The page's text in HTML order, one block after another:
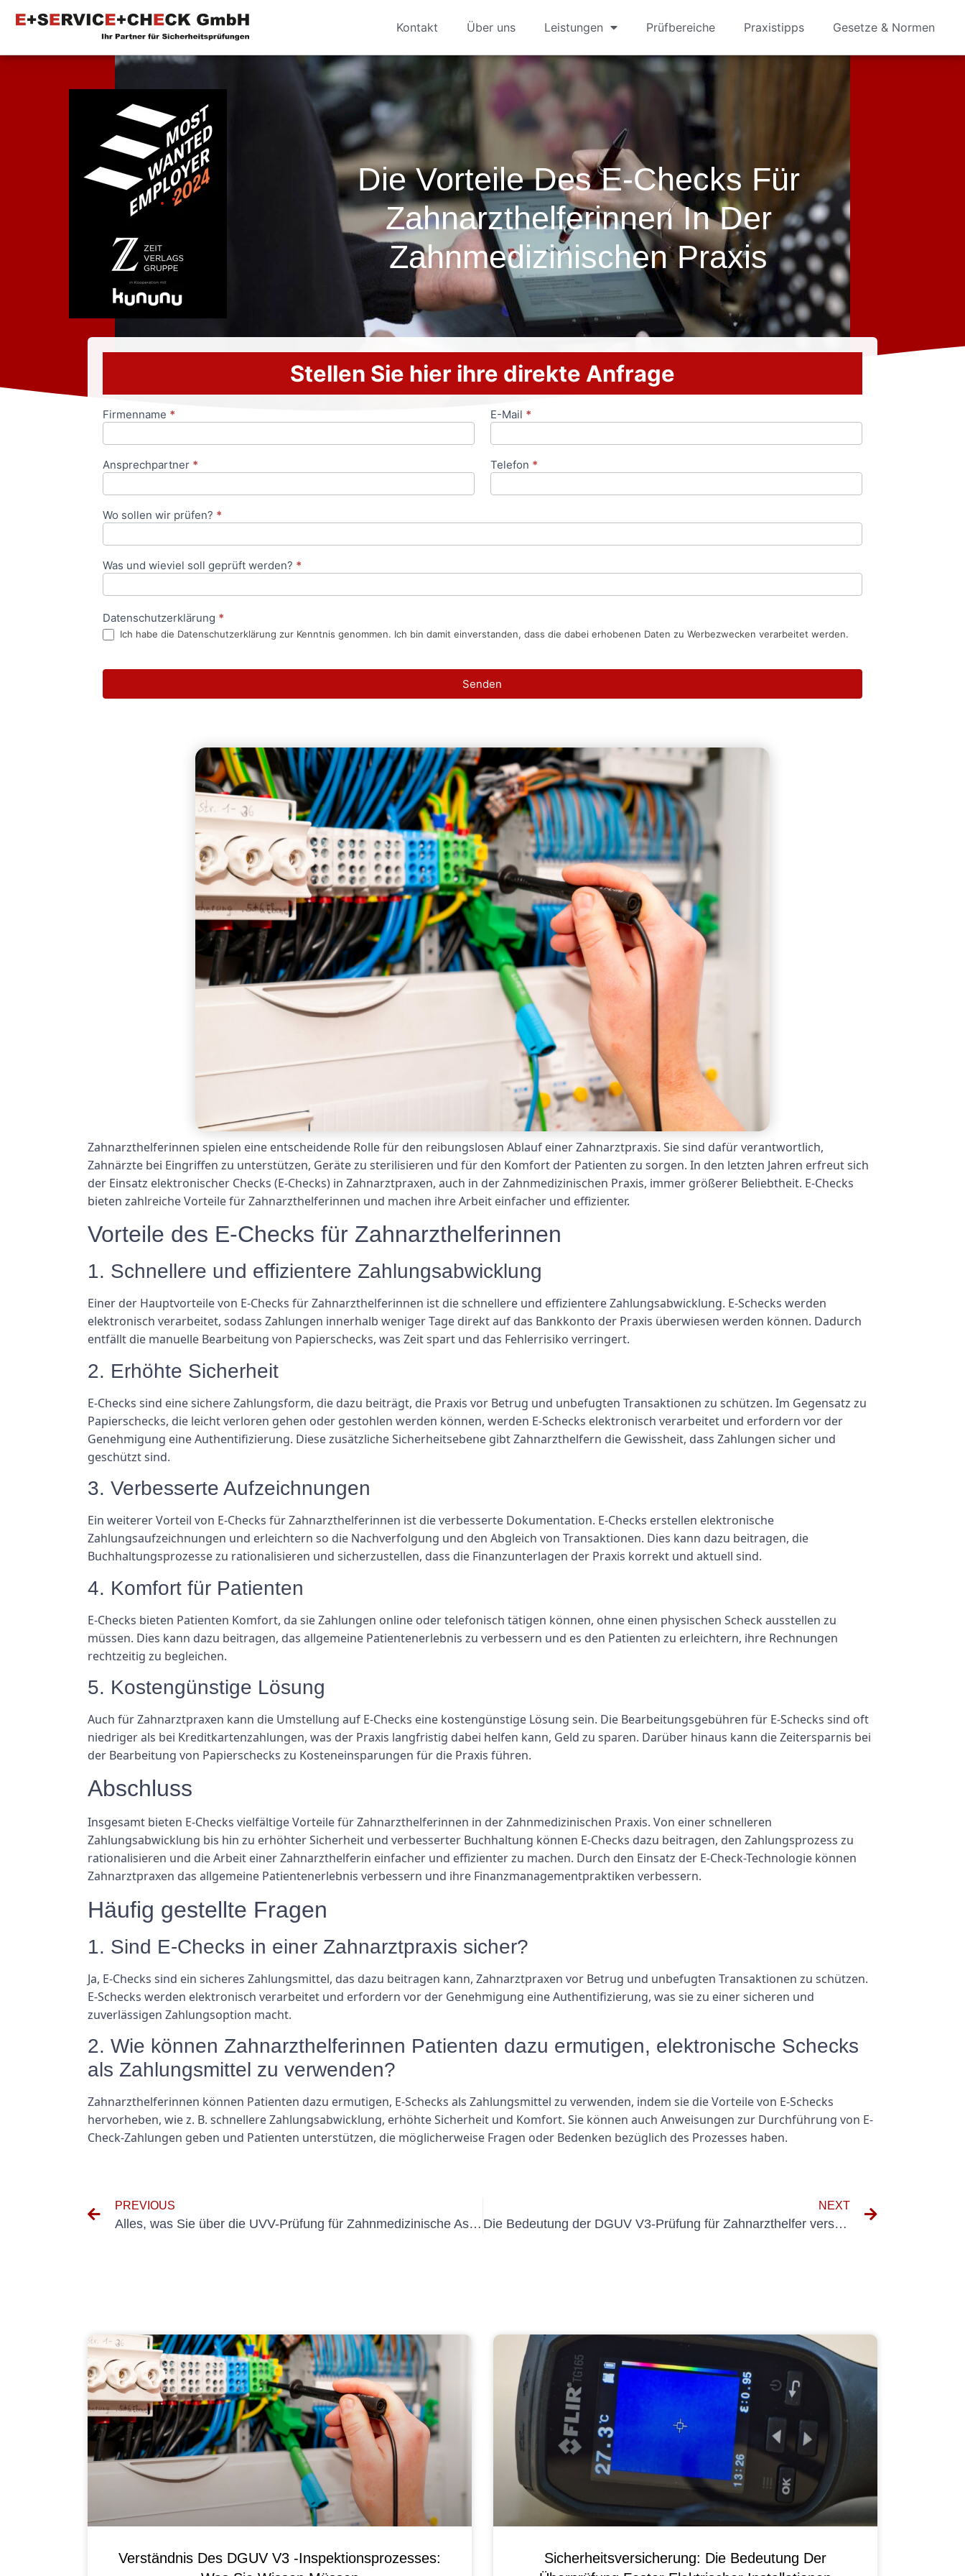
Kontakt Über uns Leistungen Prüfbereiche Praxistipps Gesetze & Normen
Die Vorteile Des E-Checks Für
Zahnarzthelferinnen In Der
Zahnmedizinischen Praxis
Stellen Sie hier ihre direkte Anfrage
Anfrageformular
Firmenname * E-Mail *
Ansprechpartner * Telefon *
Wo sollen wir prüfen? *
Was und wieviel soll geprüft werden? *
Datenschutzerklärung *
Ich habe die Datenschutzerklärung zur Kenntnis genommen. Ich bin damit einverstanden, dass die dabei erhobenen Daten zu Werbezwecken verarbeitet werden.
Senden
Zahnarzthelferinnen spielen eine entscheidende Rolle für den reibungslosen Ablauf einer Zahnarztpraxis. Sie sind dafür verantwortlich,
Zahnärzte bei Eingriffen zu unterstützen, Geräte zu sterilisieren und für den Komfort der Patienten zu sorgen. In den letzten Jahren erfreut sich
der Einsatz elektronischer Checks (E-Checks) in Zahnarztpraxen, auch in der Zahnmedizinischen Praxis, immer größerer Beliebtheit. E-Checks
bieten zahlreiche Vorteile für Zahnarzthelferinnen und machen ihre Arbeit einfacher und effizienter.
Vorteile des E-Checks für Zahnarzthelferinnen
1. Schnellere und effizientere Zahlungsabwicklung
Einer der Hauptvorteile von E-Checks für Zahnarzthelferinnen ist die schnellere und effizientere Zahlungsabwicklung. E-Schecks werden
elektronisch verarbeitet, sodass Zahlungen innerhalb weniger Tage direkt auf das Bankkonto der Praxis überwiesen werden können. Dadurch
entfällt die manuelle Bearbeitung von Papierschecks, was Zeit spart und das Fehlerrisiko verringert.
2. Erhöhte Sicherheit
E-Checks sind eine sichere Zahlungsform, die dazu beiträgt, die Praxis vor Betrug und unbefugten Transaktionen zu schützen. Im Gegensatz zu
Papierschecks, die leicht verloren gehen oder gestohlen werden können, werden E-Schecks elektronisch verarbeitet und erfordern vor der
Genehmigung eine Authentifizierung. Diese zusätzliche Sicherheitsebene gibt Zahnarzthelfern die Gewissheit, dass Zahlungen sicher und
geschützt sind.
3. Verbesserte Aufzeichnungen
Ein weiterer Vorteil von E-Checks für Zahnarzthelferinnen ist die verbesserte Dokumentation. E-Checks erstellen elektronische
Zahlungsaufzeichnungen und erleichtern so die Nachverfolgung und den Abgleich von Transaktionen. Dies kann dazu beitragen, die
Buchhaltungsprozesse zu rationalisieren und sicherzustellen, dass die Finanzunterlagen der Praxis korrekt und aktuell sind.
4. Komfort für Patienten
E-Checks bieten Patienten Komfort, da sie Zahlungen online oder telefonisch tätigen können, ohne einen physischen Scheck ausstellen zu
müssen. Dies kann dazu beitragen, das allgemeine Patientenerlebnis zu verbessern und es den Patienten zu erleichtern, ihre Rechnungen
rechtzeitig zu begleichen.
5. Kostengünstige Lösung
Auch für Zahnarztpraxen kann die Umstellung auf E-Checks eine kostengünstige Lösung sein. Die Bearbeitungsgebühren für E-Schecks sind oft
niedriger als bei Kreditkartenzahlungen, was der Praxis langfristig dabei helfen kann, Geld zu sparen. Darüber hinaus kann die Zeitersparnis bei
der Bearbeitung von Papierschecks zu Kosteneinsparungen für die Praxis führen.
Abschluss
Insgesamt bieten E-Checks vielfältige Vorteile für Zahnarzthelferinnen in der Zahnmedizinischen Praxis. Von einer schnelleren
Zahlungsabwicklung bis hin zu erhöhter Sicherheit und verbesserter Buchhaltung können E-Checks dazu beitragen, den Zahlungsprozess zu
rationalisieren und die Arbeit einer Zahnarzthelferin einfacher und effizienter zu machen. Durch den Einsatz der E-Check-Technologie können
Zahnarztpraxen das allgemeine Patientenerlebnis verbessern und ihre Finanzmanagementpraktiken verbessern.
Häufig gestellte Fragen
1. Sind E-Checks in einer Zahnarztpraxis sicher?
Ja, E-Checks sind ein sicheres Zahlungsmittel, das dazu beitragen kann, Zahnarztpraxen vor Betrug und unbefugten Transaktionen zu schützen.
E-Schecks werden elektronisch verarbeitet und erfordern vor der Genehmigung eine Authentifizierung, was sie zu einer sicheren und
zuverlässigen Zahlungsoption macht.
2. Wie können Zahnarzthelferinnen Patienten dazu ermutigen, elektronische Schecks
als Zahlungsmittel zu verwenden?
Zahnarzthelferinnen können Patienten dazu ermutigen, E-Schecks als Zahlungsmittel zu verwenden, indem sie die Vorteile von E-Schecks
hervorheben, wie z. B. schnellere Zahlungsabwicklung, erhöhte Sicherheit und Komfort. Sie können auch Anweisungen zur Durchführung von E-
Check-Zahlungen geben und Patienten unterstützen, die möglicherweise Fragen oder Bedenken bezüglich des Prozesses haben.
PREVIOUS
Alles, was Sie über die UVV-Prüfung für Zahnmedizinische Assistenz wissen müssen
NEXT
Die Bedeutung der DGUV V3-Prüfung für Zahnarzthelfer verstehen
Verständnis Des DGUV V3 -Inspektionsprozesses:
Sicherheitsversicherung: Die Bedeutung Der